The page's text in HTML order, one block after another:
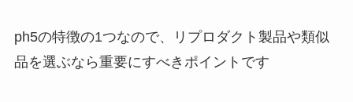
ph5の特徴の1つなので、リプロダクト製品や類似
品を選ぶなら重要にすべきポイントです